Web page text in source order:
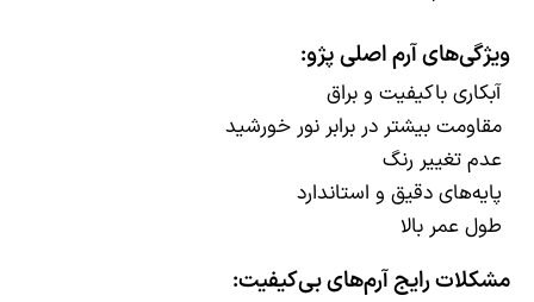
ویژگی‌های آرم اصلی پژو:
آبکاری باکیفیت و براق
مقاومت بیشتر در برابر نور خورشید
عدم تغییر رنگ
پایه‌های دقیق و استاندارد
طول عمر بالا
مشکلات رایج آرم‌های بی‌کیفیت: